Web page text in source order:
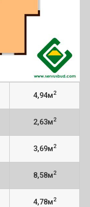
4,94м2
2,63м2
3,69м2
8,58м2
4,78м2